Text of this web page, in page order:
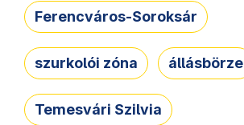
Ferencváros-Soroksár
szurkolói zóna állásbörze
Temesvári Szilvia